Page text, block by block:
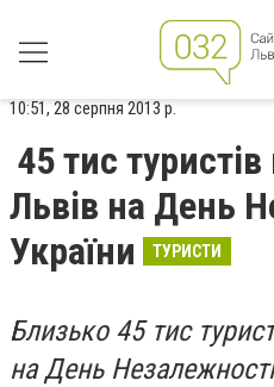
10:51, 28 серпня 2013 р.
45 тис
Львів на День
України
ТУРИСТИ
Близько 45 тис
на День